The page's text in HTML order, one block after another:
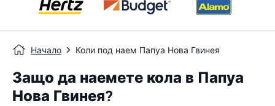
Начало Коли под наем Папуа Нова Гвинея
Защо да наемете кола в Папуа
Нова Гвинея?